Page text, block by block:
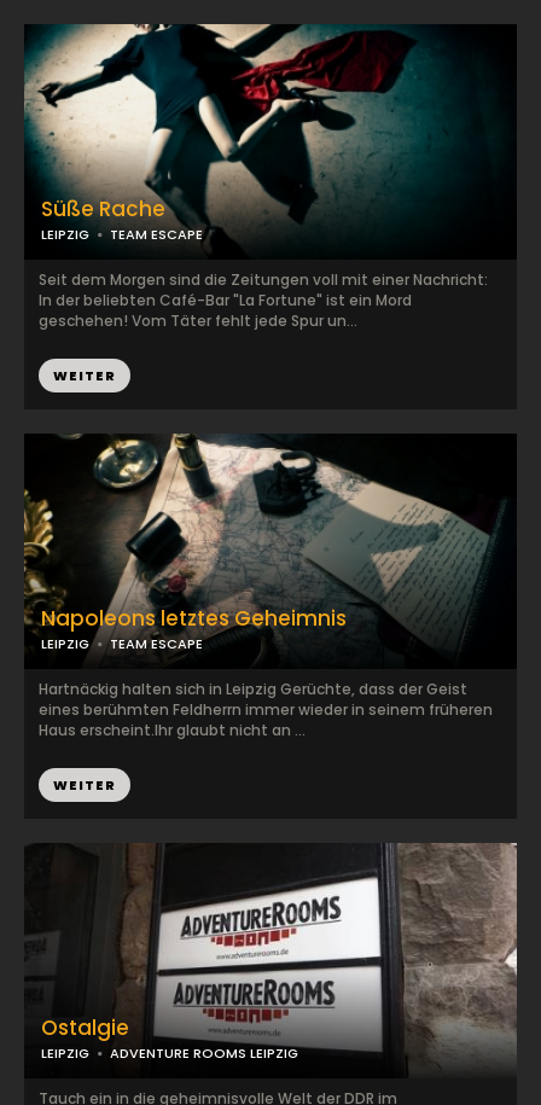
Süße Rache
LEIPZIG TEAM ESCAPE
Seit dem Morgen sind die Zeitungen voll mit einer Nachricht:
In der beliebten Café-Bar "La Fortune" ist ein Mord
geschehen! Vom Täter fehlt jede Spur un...
WEITER
Ostalgie
LEIPZIG ADVENTURE ROOMS LEIPZIG
Tauch ein in die geheimnisvolle Welt der DDR im
Napoleons letztes Geheimnis
LEIPZIG TEAM ESCAPE
Hartnäckig halten sich in Leipzig Gerüchte, dass der Geist
eines berühmten Feldherrn immer wieder in seinem früheren
Haus erscheint.Ihr glaubt nicht an ...
WEITER